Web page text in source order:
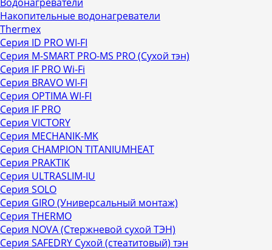
Накопительные водонагреватели
Thermex
Серия ID PRO WI-FI
Серия M-SMART PRO-MS PRO (Сухой тэн)
Серия IF PRO Wi-Fi
Серия BRAVO WI-FI
Серия OPTIMA WI-FI
Серия IF PRO
Серия VICTORY
Серия MECHANIK-MK
Серия CHAMPION TITANIUMHEAT
Серия PRAKTIK
Серия ULTRASLIM-IU
Серия SOLO
Серия GIRO (Универсальный монтаж)
Серия THERMO
Серия NOVA (Стержневой сухой ТЭН)
Серия SAFEDRY Сухой (стеатитовый) тэн